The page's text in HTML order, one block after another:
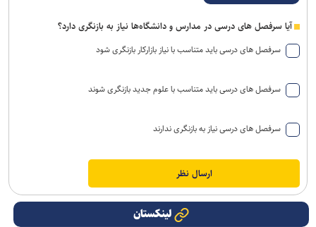
آیا سرفصل های درسی در مدارس و دانشگاه‌ها نیاز به بازنگری دارد؟
سرفصل های درسی باید متناسب با نیاز بازارکار بازنگری شود
سرفصل های درسی باید متناسب با علوم جدید بازنگری شوند
سرفصل های درسی نیاز به بازنگری ندارند
لینکستان